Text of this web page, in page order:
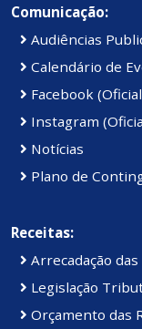
Comunicação:
Audiências
Calendário de
Facebook
Instagram
Notícias
Plano de
Receitas:
Arrecadação
Legislação
Orçamento das